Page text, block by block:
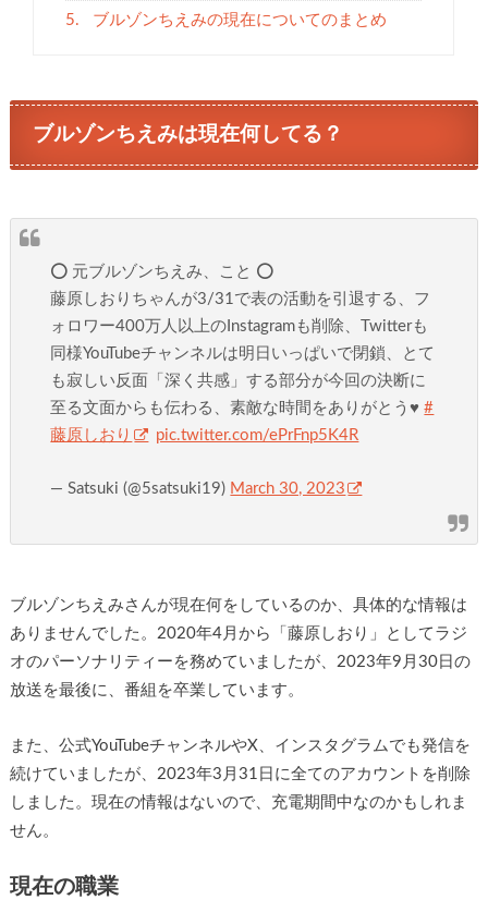
5. ブルゾンちえみの現在についてのまとめ
ブルゾンちえみは現在何してる？
⭕️ 元ブルゾンちえみ、こと ⭕
藤原しおりちゃんが3/31で表の活動を引退する、フ
ォロワー400万人以上のInstagramも削除、Twitterも
同様YouTubeチャンネルは明日いっぱいで閉鎖、とて
も寂しい反面「深く共感」する部分が今回の決断に
至る文面からも伝わる、素敵な時間をありがとう♥#
藤原しおり
pic.twitter.com/ePrFnp5K4R
— Satsuki (@5satsuki19) March 30, 2023
ブルゾンちえみさんが現在何をしているのか、具体的な情報は
ありませんでした。2020年4月から「藤原しおり」としてラジ
オのパーソナリティーを務めていましたが、2023年9月30日の
放送を最後に、番組を卒業しています。
また、公式YouTubeチャンネルやX、インスタグラムでも発信を
続けていましたが、2023年3月31日に全てのアカウントを削除
しました。現在の情報はないので、充電期間中なのかもしれま
せん。
現在の職業